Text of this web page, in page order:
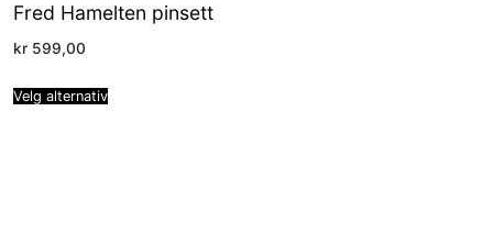
Fred Hamelten pinsett
kr 599,00
Velg alternativ